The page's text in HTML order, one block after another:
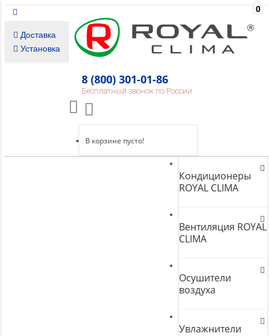
Доставка
Установка
8 (800) 301-01-86
Бесплатный звонок по России
0
В корзине пусто!
Кондиционеры
ROYAL CLIMA
Вентиляция ROYAL
CLIMA
Осушители
воздуха
Увлажнители